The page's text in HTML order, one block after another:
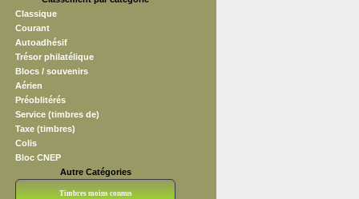
Classique
Courant
Autoadhésif
Trésor philatélique
Blocs / souvenirs
Aérien
Préoblitérés
Service (timbres de)
Taxe (timbres)
Colis
Bloc CNEP
Autre Catégories
Timbres moins connus